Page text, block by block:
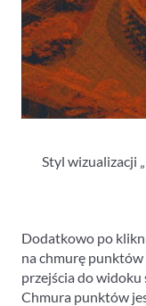
Styl wizualizacji
Dodatkowo po
na chmurę punktów
przejścia do widoku
Chmura punktów